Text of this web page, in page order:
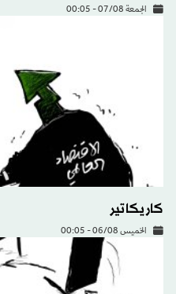
الجمعة 07/08 - 00:05
كاريكاتير
الخميس 06/08 - 00:05